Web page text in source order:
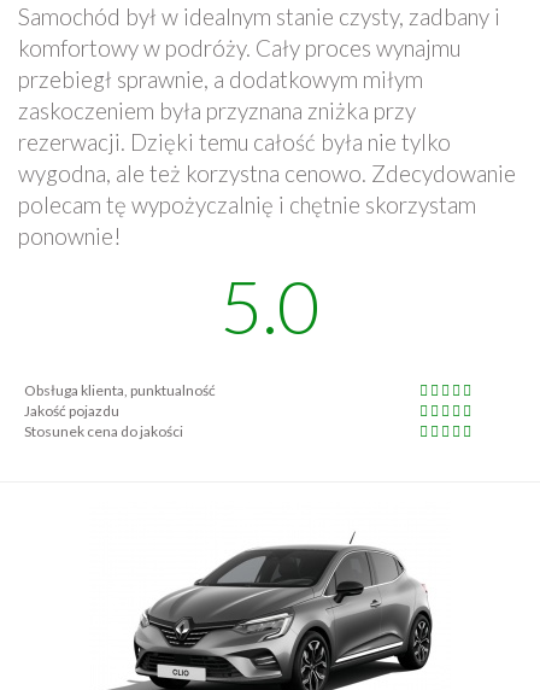
Samochód był w idealnym stanie czysty, zadbany i
komfortowy w podróży. Cały proces wynajmu
przebiegł sprawnie, a dodatkowym miłym
zaskoczeniem była przyznana zniżka przy
rezerwacji. Dzięki temu całość była nie tylko
wygodna, ale też korzystna cenowo. Zdecydowanie
polecam tę wypożyczalnię i chętnie skorzystam
ponownie!
5.0
Obsługa klienta, punktualność
Jakość pojazdu
Stosunek cena do jakości